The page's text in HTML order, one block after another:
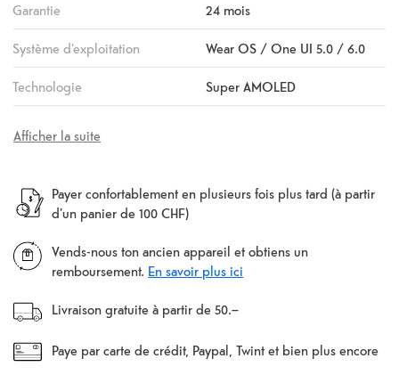
Garantie 24 mois
Système d'exploitation Wear OS / One UI 5.0 / 6.0
Technologie Super AMOLED
Afficher la suite
Payer confortablement en plusieurs fois plus tard (à partir
d'un panier de 100 CHF)
Vends-nous ton ancien appareil et obtiens un
remboursement. En savoir plus ici
Livraison gratuite à partir de 50.–
Paye par carte de crédit, Paypal, Twint et bien plus encore